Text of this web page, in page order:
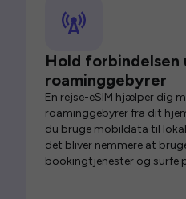
Hold forbindelsen
roaminggebyrer
En rejse-eSIM hjælper dig
roaminggebyrer fra dit
du bruge mobildata til
det bliver nemmere at
bookingtjenester og surfe